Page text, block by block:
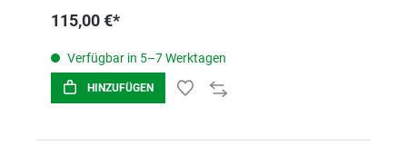
115,00 €*
Verfügbar in 5–7 Werktagen
HINZUFÜGEN